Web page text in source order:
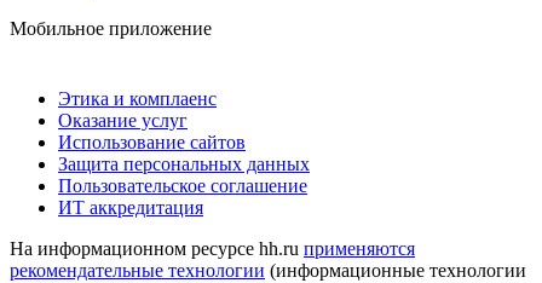
Мобильное приложение
Этика и комплаенс
Оказание услуг
Использование сайтов
Защита персональных данных
Пользовательское соглашение
ИТ аккредитация
На информационном ресурсе hh.ru применяются
рекомендательные технологии (информационные технологии